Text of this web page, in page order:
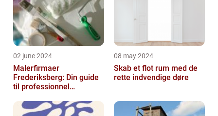
02 june 2024
Malerfirmaer
Frederiksberg: Din guide
til professionnel
08 may 2024
Skab et flot rum med de
rette indvendige døre